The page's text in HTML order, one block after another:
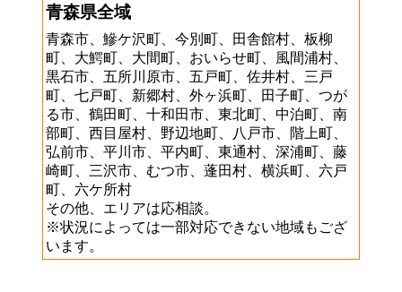
青森県全域
青森市、鰺ケ沢町、今別町、田舎館村、板柳
町、大鰐町、大間町、おいらせ町、風間浦村、
黒石市、五所川原市、五戸町、佐井村、三戸
町、七戸町、新郷村、外ヶ浜町、田子町、つが
る市、鶴田町、十和田市、東北町、中泊町、南
部町、西目屋村、野辺地町、八戸市、階上町、
弘前市、平川市、平内町、東通村、深浦町、藤
崎町、三沢市、むつ市、蓬田村、横浜町、六戸
町、六ケ所村
その他、エリアは応相談。
※状況によっては一部対応できない地域もござ
います。